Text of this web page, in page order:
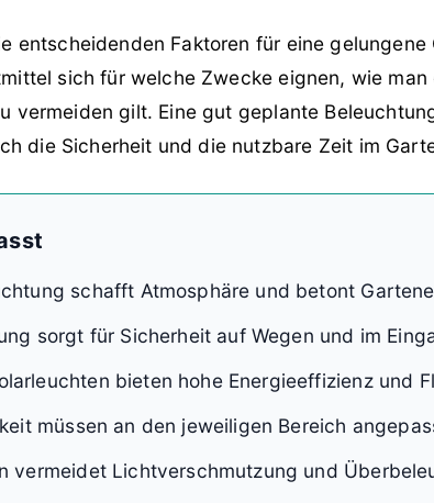
entscheidenden Faktoren für eine
sich für welche Zwecke eignen, wie
vermeiden gilt. Eine gut geplante
die Sicherheit und die nutzbare Zeit im
schafft Atmosphäre und betont
sorgt für Sicherheit auf Wegen und im
bieten hohe Energieeffizienz und
müssen an den jeweiligen Bereich
vermeidet Lichtverschmutzung und